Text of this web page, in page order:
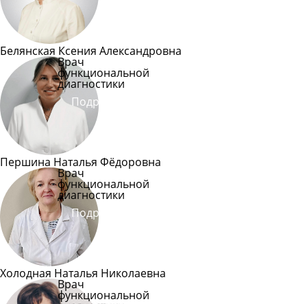
Белянская Ксения Александровна
Врач
функциональной
диагностики
Подробнее
Першина Наталья Фёдоровна
Врач
функциональной
диагностики
Подробнее
Холодная Наталья Николаевна
Врач
функциональной